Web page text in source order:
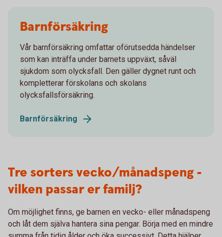
Barnförsäkring
Vår barnförsäkring omfattar oförutsedda händelser
som kan inträffa under barnets uppväxt, såväl
sjukdom som olycksfall. Den gäller dygnet runt och
kompletterar förskolans och skolans
olycksfallsförsäkring.
Barnförsäkring
Tre sorters vecko/månadspeng -
vilken passar er familj?
Om möjlighet finns, ge barnen en vecko- eller månadspeng
och låt dem själva hantera sina pengar. Börja med en mindre